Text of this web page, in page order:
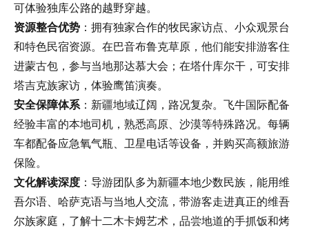
可体验独库公路的越野穿越。
资源整合优势 ：拥有独家合作的牧民家访点、小众观景台
和特色民宿资源。在巴音布鲁克草原，他们能安排游客住
进蒙古包，参与当地那达慕大会；在塔什库尔干，可安排
塔吉克族家访，体验鹰笛演奏。
安全保障体系：新疆地域辽阔，路况复杂。飞牛国际配备
经验丰富的本地司机，熟悉高原、沙漠等特殊路况。每辆
车都配备应急氧气瓶、卫星电话等设备，并购买高额旅游
保险。
文化解读深度 ：导游团队多为新疆本地少数民族，能用维
吾尔语、哈萨克语与当地人交流，带游客走进真正的维吾
尔族家庭，了解十二木卡姆艺术，品尝地道的手抓饭和烤